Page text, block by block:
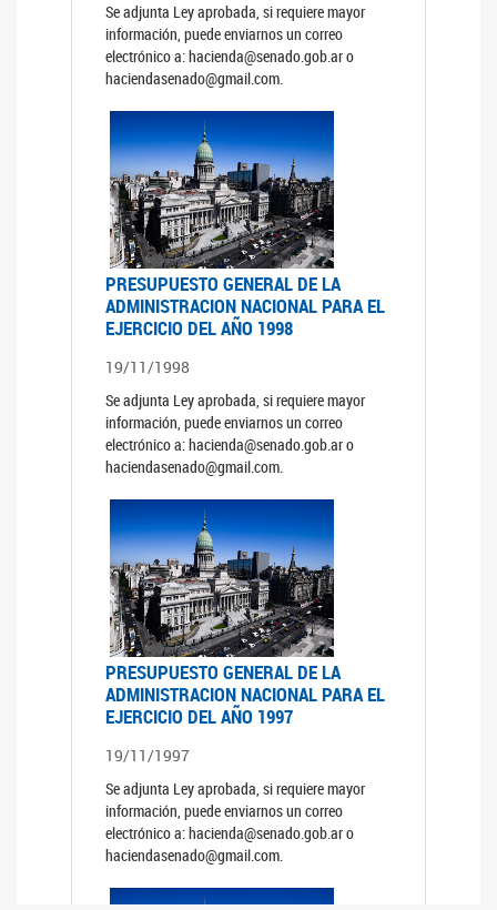
Se adjunta Ley aprobada, si requiere mayor
información, puede enviarnos un correo
electrónico a: hacienda@senado.gob.ar o
haciendasenado@gmail.com.
PRESUPUESTO GENERAL DE LA
ADMINISTRACION NACIONAL PARA EL
EJERCICIO DEL AÑO 1998
19/11/1998
Se adjunta Ley aprobada, si requiere mayor
información, puede enviarnos un correo
electrónico a: hacienda@senado.gob.ar o
haciendasenado@gmail.com.
PRESUPUESTO GENERAL DE LA
ADMINISTRACION NACIONAL PARA EL
EJERCICIO DEL AÑO 1997
19/11/1997
Se adjunta Ley aprobada, si requiere mayor
información, puede enviarnos un correo
electrónico a: hacienda@senado.gob.ar o
haciendasenado@gmail.com.